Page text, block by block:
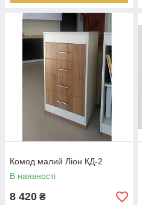
Комод малий Ліон КД-2
В наявності
8 420 ₴